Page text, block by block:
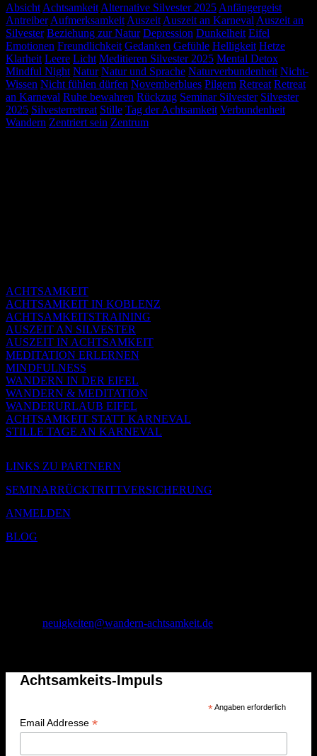
Absicht Achtsamkeit Alternative Silvester 2025 Anfängergeist
Antreiber Aufmerksamkeit Auszeit Auszeit an Karneval Auszeit an
Silvester Beziehung zur Natur Depression Dunkelheit Eifel
Emotionen Freundlichkeit Gedanken Gefühle Helligkeit Hetze
Klarheit Leere Licht Meditieren Silvester 2025 Mental Detox
Mindful Night Natur Natur und Sprache Naturverbundenheit Nicht-
Wissen Nicht fühlen dürfen Novemberblues Pilgern Retreat Retreat
an Karneval Ruhe bewahren Rückzug Seminar Silvester Silvester
2025 Silvesterretreat Stille Tag der Achtsamkeit Verbundenheit
Wandern Zentriert sein Zentrum
ACHTSAMKEIT
ACHTSAMKEIT IN KOBLENZ
ACHTSAMKEITSTRAINING
AUSZEIT AN SILVESTER
AUSZEIT IN ACHTSAMKEIT
MEDITATION ERLERNEN
MINDFULNESS
WANDERN IN DER EIFEL
WANDERN & MEDITATION
WANDERURLAUB EIFEL
ACHTSAMKEIT STATT KARNEVAL
STILLE TAGE AN KARNEVAL
LINKS ZU PARTNERN
SEMINARRÜCKTRITTVERSICHERUNG
ANMELDEN
BLOG
neuigkeiten@wandern-achtsamkeit.de
Achtsamkeits-Impuls
*Angaben erforderlich
Email Addresse *